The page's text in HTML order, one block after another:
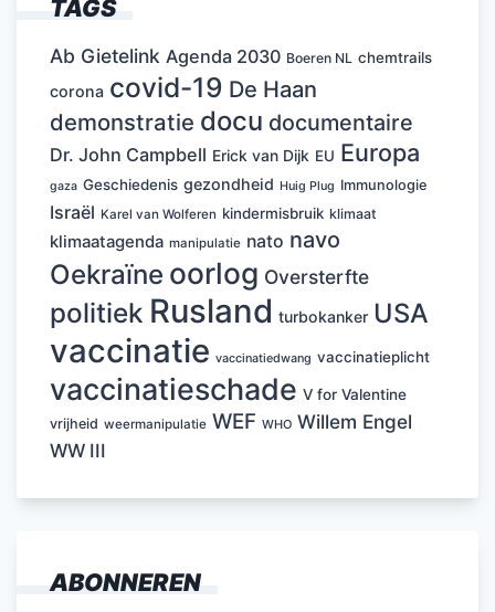
TAGS
Ab Gietelink Agenda 2030 Boeren NL chemtrails
corona covid-19 De Haan
demonstratie docu documentaire
Dr. John Campbell Erick van Dijk EU Europa
gaza Geschiedenis gezondheid Huig Plug Immunologie
Israël Karel van Wolferen kindermisbruik klimaat
klimaatagenda manipulatie nato navo
Oekraïne oorlog Oversterfte
politiek Rusland turbokanker USA
vaccinatie vaccinatiedwang vaccinatieplicht
vaccinatieschade V for Valentine
vrijheid weermanipulatie WEF WHO Willem Engel
WW III
ABONNEREN